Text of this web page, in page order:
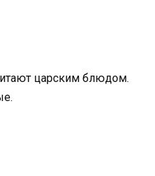
царским блюдом.